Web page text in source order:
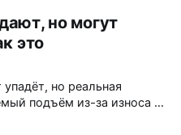
поворотами рукоятки.
подешевели до
эпохи, где
но могут
это
но реальная
подъём из-за износа и